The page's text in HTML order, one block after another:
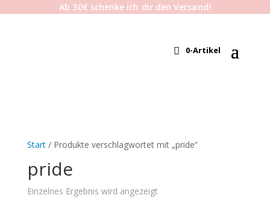
Ab 30€ schenke ich dir den Versand!
0-Artikel
Start/ Produkte verschlagwortet mit „pride“
pride
Einzelnes Ergebnis wird angezeigt